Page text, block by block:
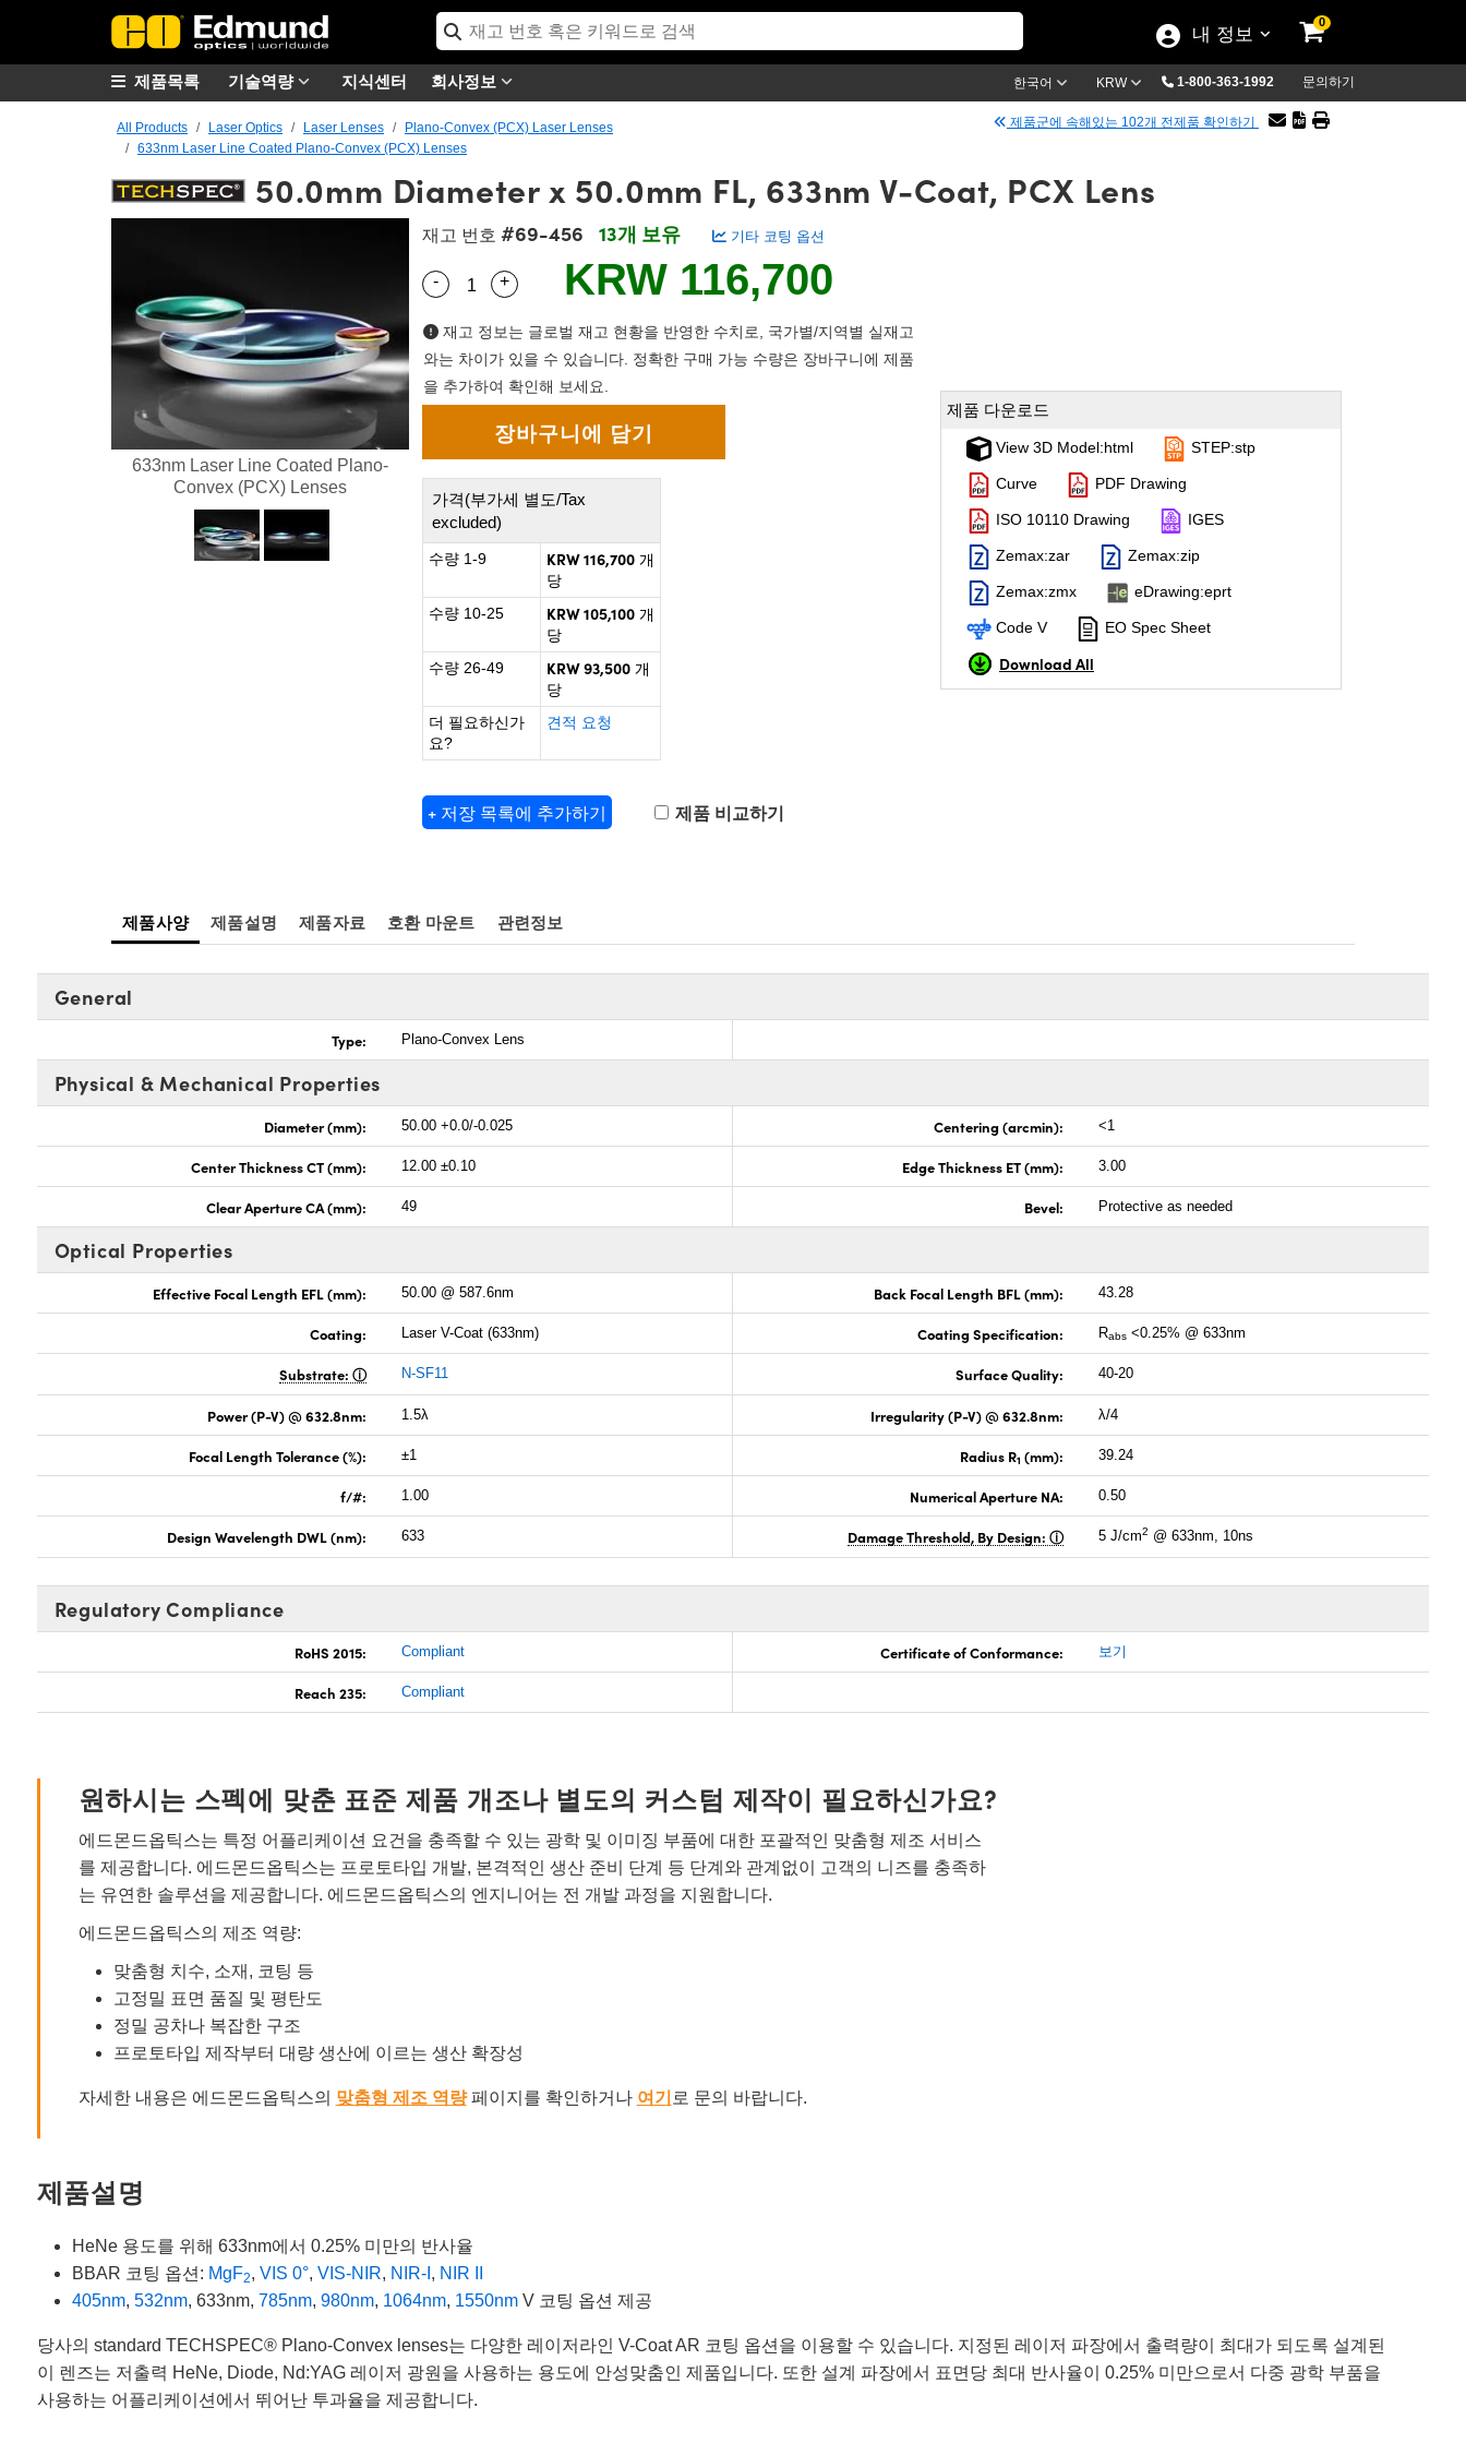
내 정보
0
기술역량 지식센터 회사정보 한국어 KRW 1-800-363-1992 문의하기
제품목록
All Products Laser Optics Laser Lenses
Plano-Convex (PCX) Laser Lenses
633nm Laser Line Coated Plano-Convex (PCX) Lenses
제품군에 속해있는 102개 전제품 확인하기
50.0mm Diameter x 50.0mm FL, 633nm V-Coat, PCX Lens
633nm Laser Line Coated Plano-
Convex (PCX) Lenses
재고 번호 #69-456 13개 보유 기타 코팅 옵션
Quantity Selector
- Use the plus and minus buttons to adjust the quantity.
+ KRW 116,700
재고 정보는 글로벌 재고 현황을 반영한 수치로, 국가별/지역별 실재고
와는 차이가 있을 수 있습니다. 정확한 구매 가능 수량은 장바구니에 제품
을 추가하여 확인해 보세요.
가격(부가세 별도/Tax
excluded)
수량 1-9 KRW 116,700 개
당
수량 10-25
KRW 105,100 개
당
수량 26-49
KRW 93,500 개
당
더 필요하신가
요?
견적 요청
+ 저장 목록에 추가하기 제품 비교하기
제품 다운로드
View 3D Model:html STEP:stp
Curve PDF Drawing
ISO 10110 Drawing IGES
Zemax:zar Zemax:zip
Zemax:zmx eDrawing:eprt
Code V EO Spec Sheet
Download All
제품사양 제품설명 제품자료 호환 마운트 관련정보
General
Type: Plano-Convex Lens
Physical & Mechanical Properties
Diameter (mm): 50.00 +0.0/-0.025 Centering (arcmin): <1
Center Thickness CT (mm): 12.00 ±0.10 Edge Thickness ET (mm): 3.00
Clear Aperture CA (mm): 49 Bevel: Protective as needed
Optical Properties
Effective Focal Length EFL (mm): 50.00 @ 587.6nm Back Focal Length BFL (mm): 43.28
Coating: Laser V-Coat (633nm) Coating Specification: Rabs <0.25% @ 633nm
Substrate: N-SF11 Surface Quality: 40-20
Power (P-V) @ 632.8nm: 1.5λ Irregularity (P-V) @ 632.8nm: λ/4
Focal Length Tolerance (%): ±1 Radius R1 (mm): 39.24
f/#: 1.00 Numerical Aperture NA: 0.50
Design Wavelength DWL (nm): 633 Damage Threshold, By Design: 5 J/cm2 @ 633nm, 10ns
Regulatory Compliance
RoHS 2015: Compliant Certificate of Conformance: 보기
Reach 235: Compliant
원하시는 스펙에 맞춘 표준 제품 개조나 별도의 커스텀 제작이 필요하신가요?
에드몬드옵틱스는 특정 어플리케이션 요건을 충족할 수 있는 광학 및 이미징 부품에 대한 포괄적인 맞춤형 제조 서비스
를 제공합니다. 에드몬드옵틱스는 프로토타입 개발, 본격적인 생산 준비 단계 등 단계와 관계없이 고객의 니즈를 충족하
는 유연한 솔루션을 제공합니다. 에드몬드옵틱스의 엔지니어는 전 개발 과정을 지원합니다.
에드몬드옵틱스의 제조 역량:
맞춤형 치수, 소재, 코팅 등
고정밀 표면 품질 및 평탄도
정밀 공차나 복잡한 구조
프로토타입 제작부터 대량 생산에 이르는 생산 확장성
자세한 내용은 에드몬드옵틱스의 맞춤형 제조 역량페이지를 확인하거나 여기 로 문의 바랍니다.
제품설명
HeNe 용도를 위해 633nm에서 0.25% 미만의 반사율
BBAR 코팅 옵션: MgF2, VIS 0°, VIS-NIR, NIR-I , NIR II
405nm, 532nm, 633nm, 785nm, 980nm, 1064nm, 1550nmV 코팅 옵션 제공
당사의 standard TECHSPEC® Plano-Convex lenses는 다양한 레이저라인 V-Coat AR 코팅 옵션을 이용할 수 있습니다. 지정된 레이저 파장에서 출력량이 최대가 되도록 설계된
이 렌즈는 저출력 HeNe, Diode, Nd:YAG 레이저 광원을 사용하는 용도에 안성맞춤인 제품입니다. 또한 설계 파장에서 표면당 최대 반사율이 0.25% 미만으로서 다중 광학 부품을
사용하는 어플리케이션에서 뛰어난 투과율을 제공합니다.